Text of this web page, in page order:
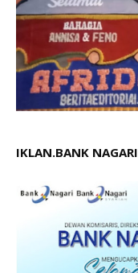
IKLAN.BANK NAGARI